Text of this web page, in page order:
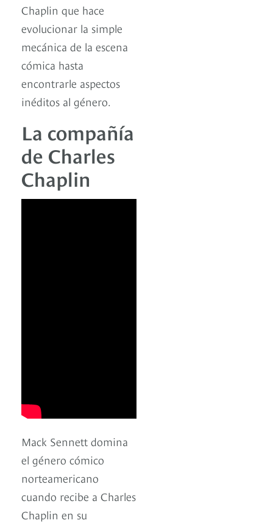
Chaplin que hace
evolucionar la simple
mecánica de la escena
cómica hasta
encontrarle aspectos
inéditos al género.
La compañía
de Charles
Chaplin
Mack Sennett domina
el género cómico
norteamericano
cuando recibe a Charles
Chaplin en su